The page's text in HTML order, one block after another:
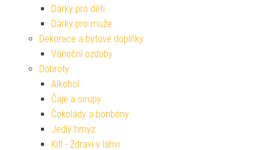
Dárky pro děti
Dárky pro muže
Dekorace a bytové doplňky
Vánoční ozdoby
Dobroty
Alkohol
Čaje a sirupy
Čokolády a bonbóny
Jedlý hmyz
Kitl - Zdraví v láhvi